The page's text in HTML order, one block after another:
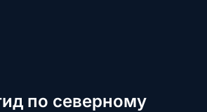
по северному